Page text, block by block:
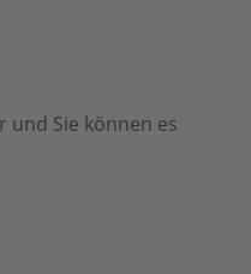
und Sie können es